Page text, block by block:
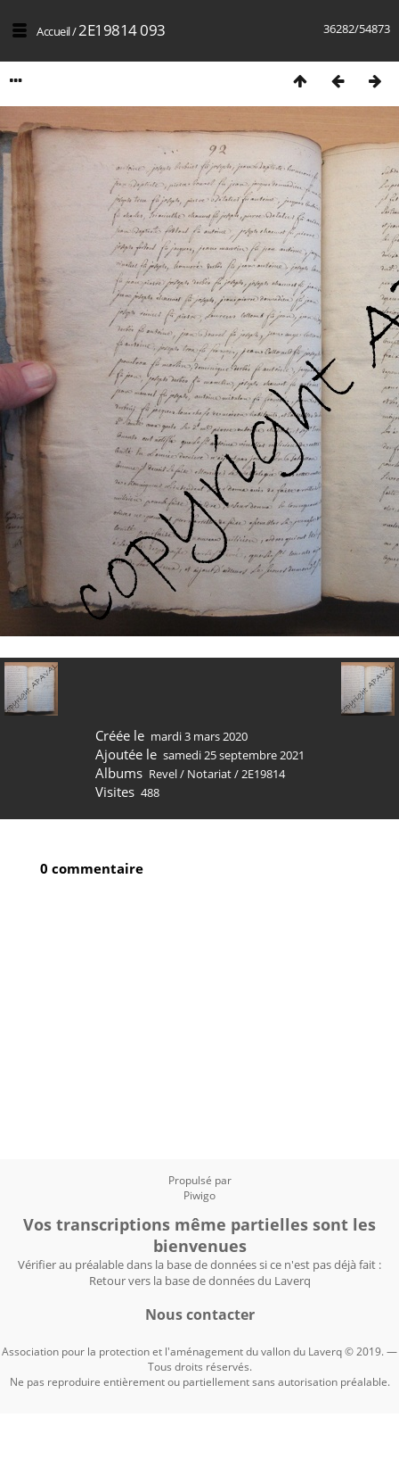
36282/54873
Accueil/2E19814 093
Créée le mardi 3 mars 2020
Ajoutée le samedi 25 septembre 2021
Albums Revel/ Notariat/2E19814
Visites 488
0 commentaire
Propulsé par
Piwigo
Vos transcriptions même partielles sont les
bienvenues
Vérifier au préalable dans la base de données si ce n'est pas déjà fait :
Retour vers la base de données du Laverq
Nous contacter
Association pour la protection et l'aménagement du vallon du Laverq © 2019. —
Tous droits réservés.
Ne pas reproduire entièrement ou partiellement sans autorisation préalable.